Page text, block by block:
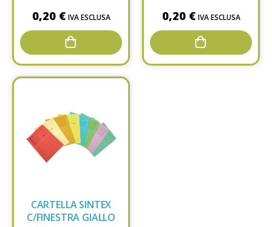
0,20 € IVA ESCLUSA 0,20 € IVA ESCLUSA
CARTELLA SINTEX
C/FINESTRA GIALLO